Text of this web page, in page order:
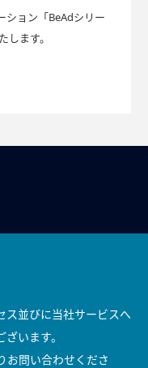
ション「BeAdシリー
します。
ス並びに当社サービスへ
います。
お問い合わせくださ